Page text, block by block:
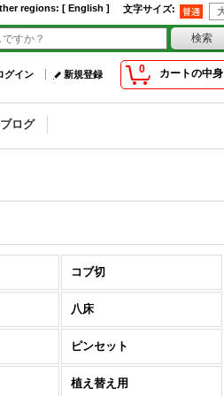
文字サイズ:
regions: [ English ]
0 カートの中身
グイン 新規登録
ブログ
コブ切
八床
ピンセット
植え替え用